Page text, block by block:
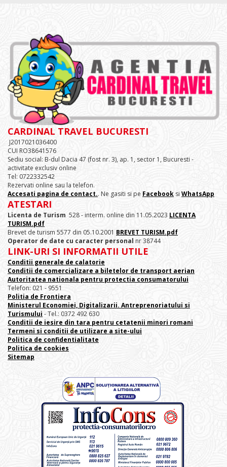
CARDINAL TRAVEL BUCURESTI
J2017021036400
CUI RO38641576
Sediu social: B-dul Dacia 47 (fost nr. 3), ap. 1, sector 1, Bucuresti -
activitate exclusiv online
Tel: 0722332542
Rezervati online sau la telefon.
Accesati pagina de contact.. Ne gasiti si pe Facebook si WhatsApp
ATESTARI
Licenta de Turism 528 - interm. online din 11.05.2023 LICENTA
TURISM.pdf
Brevet de turism 5577 din 05.10.2001 BREVET TURISM.pdf
Operator de date cu caracter personal nr 38744
LINK-URI SI INFORMATII UTILE
Conditii generale de calatorie
Conditii de comercializare a biletelor de transport aerian
Autoritatea nationala pentru protectia consumatorului
Telefon: 021 - 9551
Politia de Frontiera
Ministerul Economiei, Digitalizarii. Antreprenoriatului si
Turismului - Tel.: 0372 492 630
Conditii de iesire din tara pentru cetatenii minori romani
Termeni si conditii de utilizare a site-ului
Politica de confidentialitate
Politica de cookies
Sitemap